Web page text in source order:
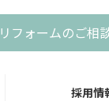
リフォームのご相
採用情